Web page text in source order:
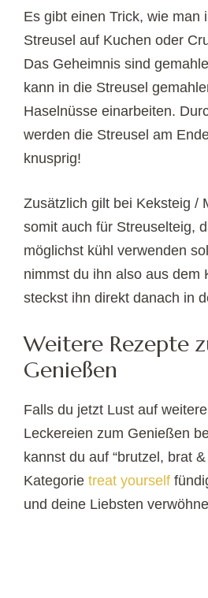
Es gibt einen Trick, wie man
Streusel auf Kuchen oder
Das Geheimnis sind
kann in die Streusel
Haselnüsse einarbeiten.
werden die Streusel am
knusprig!
Zusätzlich gilt bei Keksteig /
somit auch für Streuselteig,
möglichst kühl verwenden
nimmst du ihn also aus dem
steckst ihn direkt danach in
Weitere Rezepte
Genießen
Falls du jetzt Lust auf
Leckereien zum Genießen
kannst du auf “brutzel, brat
Kategorie treat yourself
und deine Liebsten